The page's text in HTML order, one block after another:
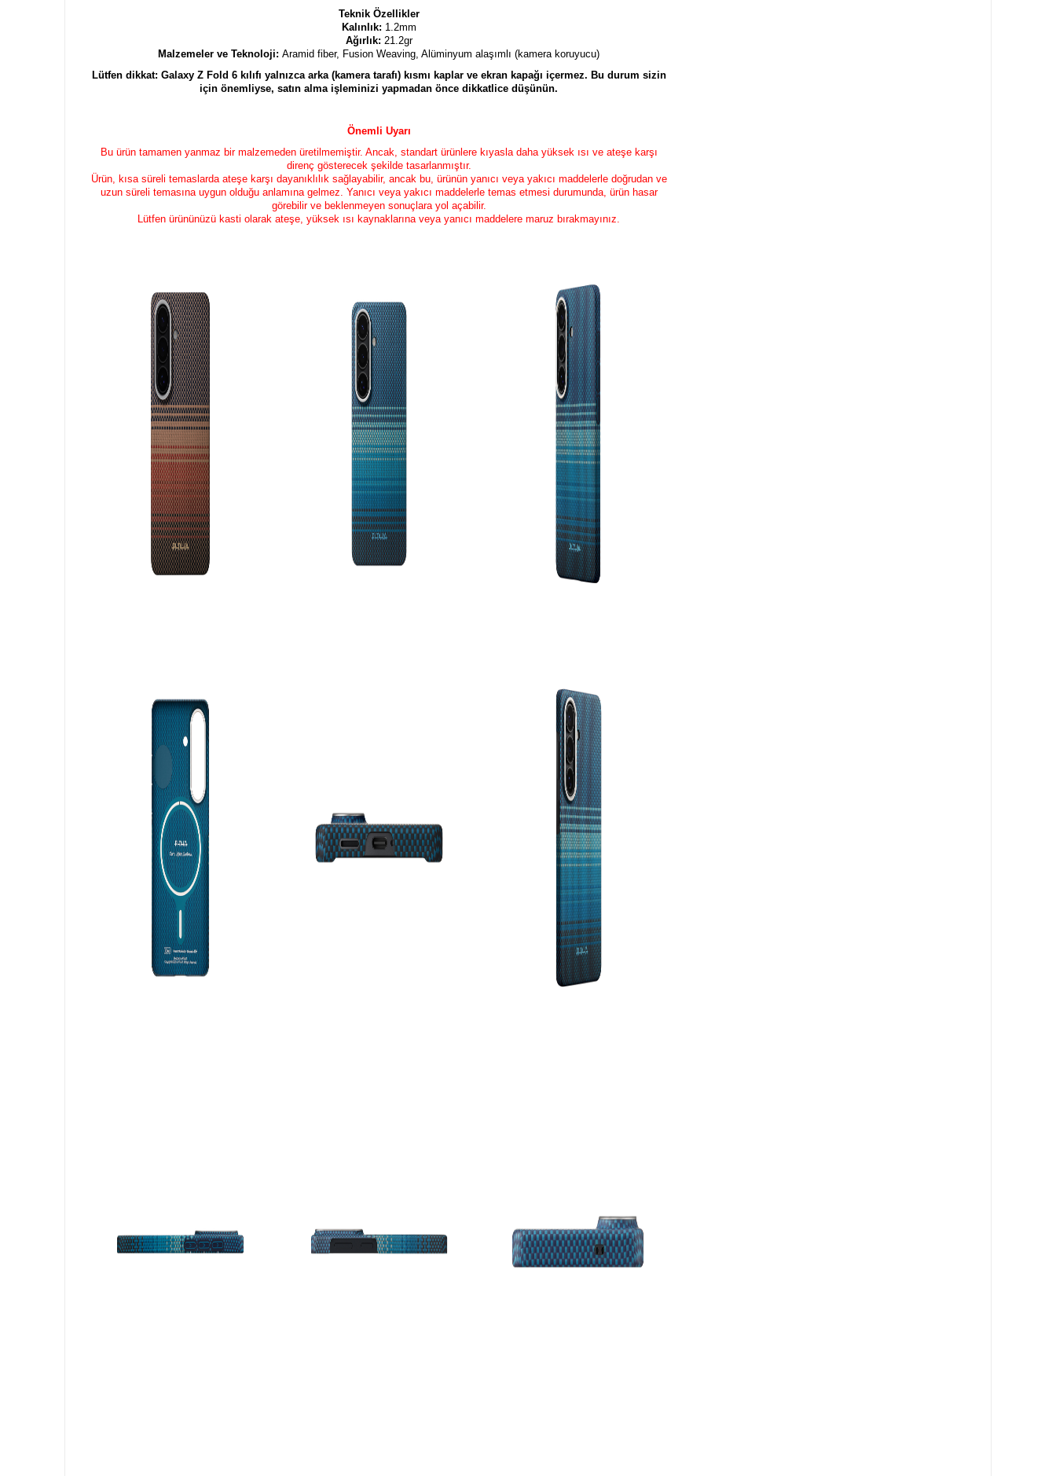
Teknik Özellikler
Kalınlık: 1.2mm
Ağırlık: 21.2gr
Malzemeler ve Teknoloji: Aramid fiber, Fusion Weaving, Alüminyum alaşımlı (kamera koruyucu)
Lütfen dikkat: Galaxy Z Fold 6 kılıfı yalnızca arka (kamera tarafı) kısmı kaplar ve ekran kapağı içermez. Bu durum sizin
için önemliyse, satın alma işleminizi yapmadan önce dikkatlice düşünün.
Önemli Uyarı
Bu ürün tamamen yanmaz bir malzemeden üretilmemiştir. Ancak, standart ürünlere kıyasla daha yüksek ısı ve ateşe karşı
direnç gösterecek şekilde tasarlanmıştır.
Ürün, kısa süreli temaslarda ateşe karşı dayanıklılık sağlayabilir, ancak bu, ürünün yanıcı veya yakıcı maddelerle doğrudan ve
uzun süreli temasına uygun olduğu anlamına gelmez. Yanıcı veya yakıcı maddelerle temas etmesi durumunda, ürün hasar
görebilir ve beklenmeyen sonuçlara yol açabilir.
Lütfen ürününüzü kasti olarak ateşe, yüksek ısı kaynaklarına veya yanıcı maddelere maruz bırakmayınız.